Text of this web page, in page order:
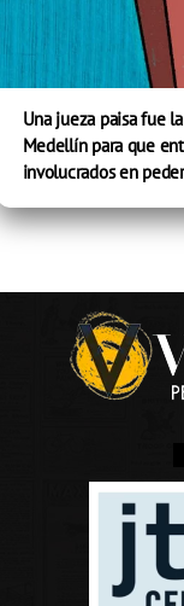
Una jueza paisa fue
Medellín para que
involucrados en